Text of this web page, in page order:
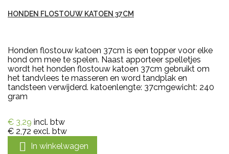
HONDEN FLOSTOUW KATOEN 37CM
Honden flostouw katoen 37cm is een topper voor elke
hond om mee te spelen. Naast apporteer spelletjes
wordt het honden flostouw katoen 37cm gebruikt om
het tandvlees te masseren en word tandplak en
tandsteen verwijderd. katoenlengte: 37cmgewicht: 240
gram
€ 3,29 incl. btw
€ 2,72 excl. btw
 In winkelwagen